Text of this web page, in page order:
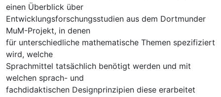
einen Überblick über
Entwicklungsforschungsstudien aus dem Dortmunder
MuM-Projekt, in denen
für unterschiedliche mathematische Themen spezifiziert
wird, welche
Sprachmittel tatsächlich benötigt werden und mit
welchen sprach- und
fachdidaktischen Designprinzipien diese erarbeitet